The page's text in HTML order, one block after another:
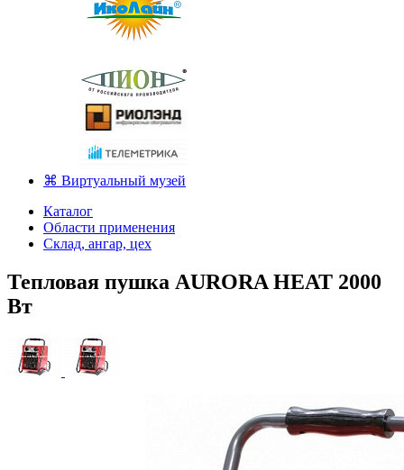
⌘ Виртуальный музей
Каталог
Области применения
Склад, ангар, цех
Тепловая пушка AURORA HEAT 2000
Вт